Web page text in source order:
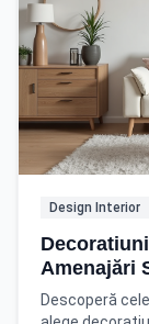
Design Interior
Amenajări
Descoperă